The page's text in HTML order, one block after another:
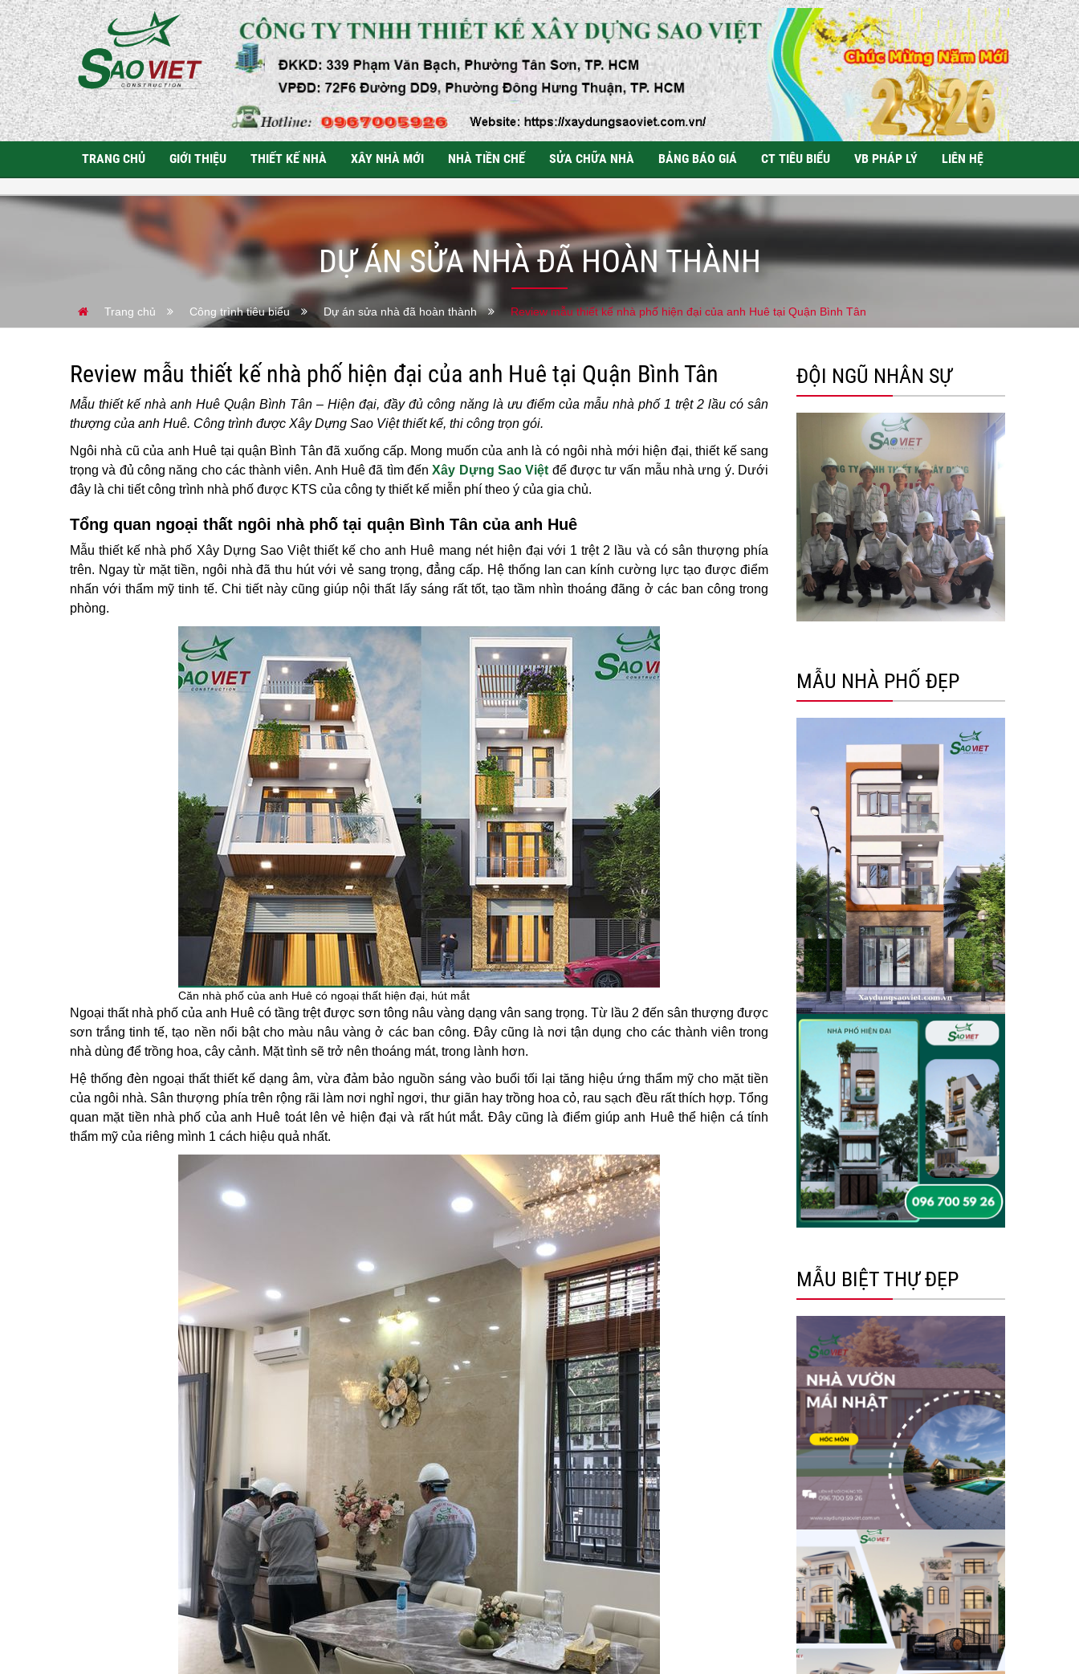
TRANG CHỦ GIỚI THIỆU THIẾT KẾ NHÀ XÂY NHÀ MỚI NHÀ TIỀN CHẾ SỬA CHỮA NHÀ BẢNG BÁO GIÁ CT TIÊU BIỂU VB PHÁP LÝ LIÊN HỆ
DỰ ÁN SỬA NHÀ ĐÃ HOÀN THÀNH
Trang chủ Công trình tiêu biểu Dự án sửa nhà đã hoàn thành Review mẫu thiết kế nhà phố hiện đại của anh Huê tại Quận Bình Tân
Review mẫu thiết kế nhà phố hiện đại của anh Huê tại Quận Bình Tân
Mẫu thiết kế nhà anh Huê Quận Bình Tân – Hiện đại, đầy đủ công năng là ưu điểm của mẫu nhà phố 1 trệt 2 lầu có sân
thượng của anh Huê. Công trình được Xây Dựng Sao Việt thiết kế, thi công trọn gói.
Ngôi nhà cũ của anh Huê tại quận Bình Tân đã xuống cấp. Mong muốn của anh là có ngôi nhà mới hiện đại, thiết kế sang
trọng và đủ công năng cho các thành viên. Anh Huê đã tìm đếnXây Dựng Sao Việt để được tư vấn mẫu nhà ưng ý. Dưới
đây là chi tiết công trình nhà phố được KTS của công ty thiết kế miễn phí theo ý của gia chủ.
Tổng quan ngoại thất ngôi nhà phố tại quận Bình Tân của anh Huê
Mẫu thiết kế nhà phố Xây Dựng Sao Việt thiết kế cho anh Huê mang nét hiện đại với 1 trệt 2 lầu và có sân thượng phía
trên. Ngay từ mặt tiền, ngôi nhà đã thu hút với vẻ sang trọng, đẳng cấp. Hệ thống lan can kính cường lực tạo được điểm
nhấn với thẩm mỹ tinh tế. Chi tiết này cũng giúp nội thất lấy sáng rất tốt, tạo tầm nhìn thoáng đãng ở các ban công trong
phòng.
Căn nhà phố của anh Huê có ngoại thất hiện đại, hút mắt
Ngoại thất nhà phố của anh Huê có tầng trệt được sơn tông nâu vàng dạng vân sang trọng. Từ lầu 2 đến sân thượng được
sơn trắng tinh tế, tạo nền nổi bật cho màu nâu vàng ở các ban công. Đây cũng là nơi tận dụng cho các thành viên trong
nhà dùng để trồng hoa, cây cảnh. Mặt tình sẽ trở nên thoáng mát, trong lành hơn.
Hệ thống đèn ngoại thất thiết kế dạng âm, vừa đảm bảo nguồn sáng vào buổi tối lại tăng hiệu ứng thẩm mỹ cho mặt tiền
của ngôi nhà. Sân thượng phía trên rộng rãi làm nơi nghỉ ngơi, thư giãn hay trồng hoa cỏ, rau sạch đều rất thích hợp. Tổng
quan mặt tiền nhà phố của anh Huê toát lên vẻ hiện đại và rất hút mắt. Đây cũng là điểm giúp anh Huê thể hiện cá tính
thẩm mỹ của riêng mình 1 cách hiệu quả nhất.
ĐỘI NGŨ NHÂN SỰ
MẪU NHÀ PHỐ ĐẸP
MẪU BIỆT THỰ ĐẸP